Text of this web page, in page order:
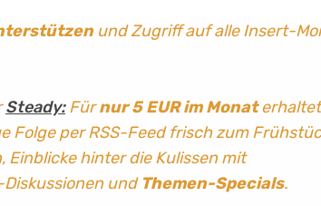
und Zugriff auf alle Insert-
Steady:Fürnur 5 EUR im Monaterhaltet
Folge per RSS-Feed frisch zum
Einblicke hinter die Kulissen mit
und Themen-Specials.